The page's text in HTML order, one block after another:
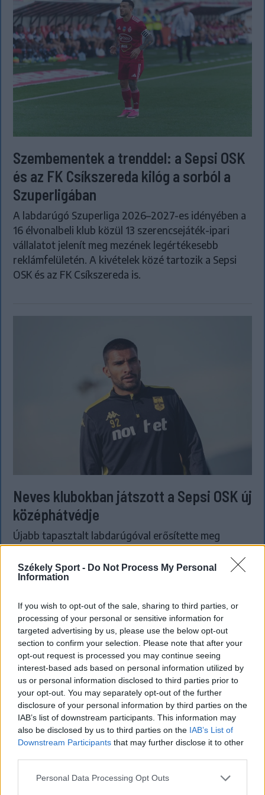
Székely Sport - Do Not Process My Personal
Information
If you wish to opt-out of the sale, sharing to third parties, or
processing of your personal or sensitive information for
targeted advertising by us, please use the below opt-out
section to confirm your selection. Please note that after your
opt-out request is processed you may continue seeing
interest-based ads based on personal information utilized by
us or personal information disclosed to third parties prior to
your opt-out. You may separately opt-out of the further
disclosure of your personal information by third parties on the
IAB’s list of downstream participants. This information may
also be disclosed by us to third parties on the IAB’s List of
Downstream Participants that may further disclose it to other
Personal Data Processing Opt Outs
Szembementek a trenddel: a Sepsi OSK
és az FK Csíkszereda kilóg a sorból a
Szuperligában
A labdarúgó Szuperliga 2026–2027-es idényében a
16 élvonalbeli klub közül 13 szerencsejáték-ipari
vállalatot jelenít meg mezének legértékesebb
reklámfelületén. A kivételek közé tartozik a Sepsi
OSK és az FK Csíkszereda is.
Neves klubokban játszott a Sepsi OSK új
középhátvédje
Újabb tapasztalt labdarúgóval erősítette meg
keretét a Sepsi OSK. A háromszéki klub a 34 éves
Lindsay Rose-t szerződtette, aki korábban többek
között az Olympique Lyon és a Legia Warszawa